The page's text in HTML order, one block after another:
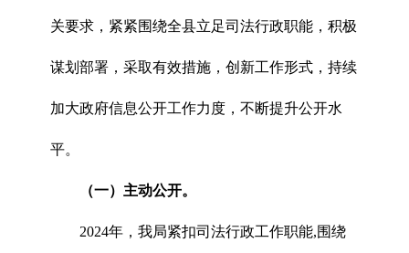
关要求，紧紧围绕全县立足司法行政职能，积极
谋划部署，采取有效措施，创新工作形式，持续
加大政府信息公开工作力度，不断提升公开水
平。
（一） 主动公开。
2024年，我局紧扣司法行政工作职能,围绕